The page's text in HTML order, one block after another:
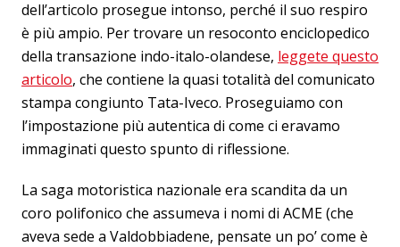
dell’articolo prosegue intonso, perché il suo respiro
è più ampio. Per trovare un resoconto enciclopedico
della transazione indo-italo-olandese, leggete questo
articolo, che contiene la quasi totalità del comunicato
stampa congiunto Tata-Iveco. Proseguiamo con
l’impostazione più autentica di come ci eravamo
immaginati questo spunto di riflessione.
La saga motoristica nazionale era scandita da un
coro polifonico che assumeva i nomi di ACME (che
aveva sede a Valdobbiadene, pensate un po’ come è